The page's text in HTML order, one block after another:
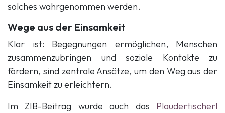
solches wahrgenommen werden.
Wege aus der Einsamkeit
Klar ist: Begegnungen ermöglichen, Menschen
zusammenzubringen und soziale Kontakte zu
fördern, sind zentrale Ansätze, um den Weg aus der
Einsamkeit zu erleichtern.
Im ZIB-Beitrag wurde auch das Plaudertischerl